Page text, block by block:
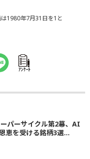
1980年7月31日を1と
ｱﾝｹｰﾄ
パーサイクル第2幕、AI
恵を受ける銘柄3選...